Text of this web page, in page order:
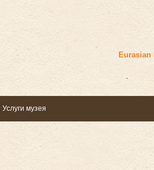
Eurasian
Услуги музея